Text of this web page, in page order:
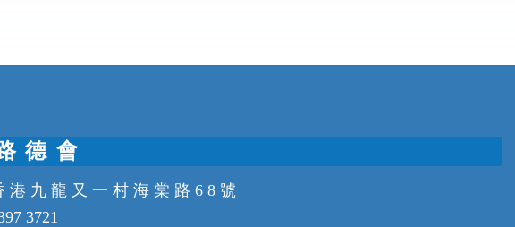
德 會
港 九 龍 又 一 村 海 棠 路 6 8 號
3721